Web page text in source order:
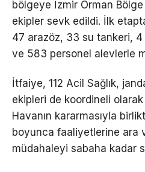
bölgeye İzmir Orman Bölge
ekipler sevk edildi. İlk
47 arazöz, 33 su tankeri, 4
ve 583 personel alevlerle
İtfaiye, 112 Acil Sağlık,
ekipleri de koordineli olarak
Havanın kararmasıyla
boyunca faaliyetlerine ara
müdahaleyi sabaha kadar